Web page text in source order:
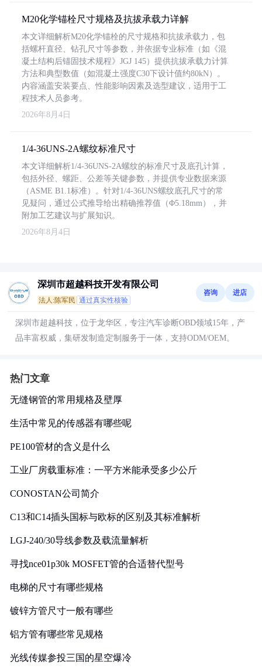
M20化学锚栓尺寸规格及抗拔承载力详解
本文详细解析M20化学锚栓的尺寸规格和抗拔承载力，包
括螺杆直径、钻孔尺寸等参数，并依据专业标准（如《混
凝土结构后锚固技术规程》JGJ 145）提供抗拔承载力计算
方法和典型数值（如混凝土强度C30下设计值约80kN）。
内容涵盖安装要点、性能影响因素及选型建议，适用于工
程技术人员参考。
2026年8月4日
1/4-36UNS-2A螺纹标准尺寸
本文详细解析1/4-36UNS-2A螺纹的标准尺寸及底孔计算，
包括外径、螺距、公差等关键参数，并提供专业数据来源
（ASME B1.1标准）。针对1/4-36UNS螺纹底孔尺寸的常
见疑问，通过公式推导给出精确推荐值（Φ5.18mm），并
附加工艺建议与扩展知识。
2026年8月4日
深圳市超越科技开发有限公司
法人:陈军民 通过真实性核验
咨询 进店
深圳市超越科技，位于龙华区，专注汽车诊断OBD领域15年，产
品丰富权威，集研发制造定制服务于一体，支持ODM/OEM。
热门文章
无缝钢管的常用规格及壁厚
生活中常见的传感器有哪些呢
PE100管材的含义是什么
工业厂房载重标准：一平方米能承受多少公斤
CONOSTAN公司简介
C13和C14插头国标与欧标的区别及其标准解析
LGJ-240/30导线参数及载流量解析
寻找nce01p30k MOSFET管的合适替代型号
电梯的尺寸有哪些规格
镀锌方管尺寸一般有哪些
铝方管有哪些常见规格
光线传媒参投三国的星空爆冷